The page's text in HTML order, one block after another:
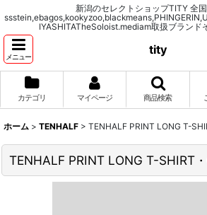
新潟のセレクトショップTITY 全
IYASHITATheSoloist.mediam取扱ブランド
メニュー
tity
カテゴリ マイページ 商品検索
ホーム > TENHALF > TENHALF PRINT LONG T-
TENHALF PRINT LONG T-SHIRT